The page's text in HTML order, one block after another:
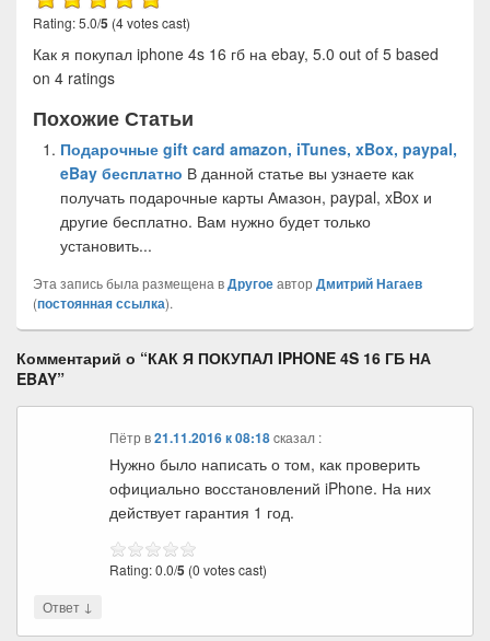
Rating: 5.0/5 (4 votes cast)
Как я покупал iphone 4s 16 гб на ebay, 5.0 out of 5 based
on 4 ratings
Похожие Статьи
Подарочные gift card amazon, iTunes, xBox, paypal,
eBay бесплатно В данной статье вы узнаете как
получать подарочные карты Амазон, paypal, xBox и
другие бесплатно. Вам нужно будет только
установить...
Эта запись была размещена вДругоеавтор Дмитрий Нагаев
(постоянная ссылка).
Комментарий о “КАК Я ПОКУПАЛ IPHONE 4S 16 ГБ НА
EBAY”
Пётр в21.11.2016 к 08:18 cказал :
Нужно было написать о том, как проверить
официально восстановлений iPhone. На них
действует гарантия 1 год.
Rating: 0.0/5 (0 votes cast)
Ответ ↓